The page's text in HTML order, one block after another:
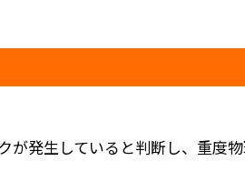
が発生していると判断し、重度